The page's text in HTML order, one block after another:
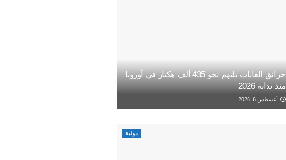
حرائق الغابات تلتهم نحو 435 ألف هكتار في أوروبا
منذ بداية 2026
أغسطس 6, 2026
دولية